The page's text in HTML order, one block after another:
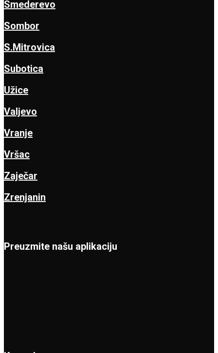
Smederevo
Sombor
S.Mitrovica
Subotica
Užice
Valjevo
Vranje
Vršac
Zaječar
Zrenjanin
Preuzmite našu aplikaciju